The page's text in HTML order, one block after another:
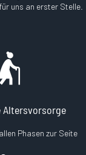
uns an erster Stelle.
Altersvorsorge
Phasen zur Seite